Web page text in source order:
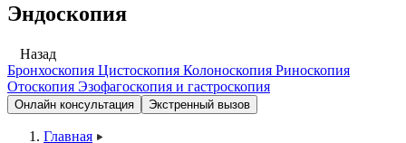
Эндоскопия
Назад
Бронхоскопия Цистоскопия Колоноскопия Риноскопия
Отоскопия Эзофагоскопия и гастроскопия
Онлайн консультация Экстренный вызов
Главная